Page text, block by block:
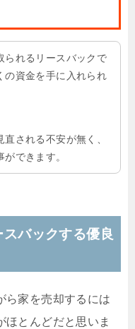
られるリースバックで
の資金を手に入れられ
される不安が無く、
できます。
バックする優良
ら家を売却するには
ほとんどだと思いま